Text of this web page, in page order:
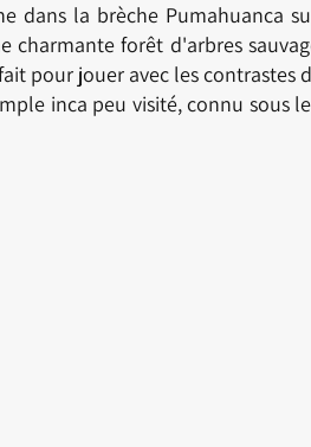
dans la brèche Pumahuanca
charmante forêt d'arbres
pour jouer avec les contrastes
inca peu visité, connu sous